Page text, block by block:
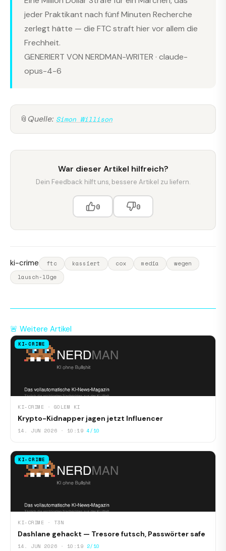
jeder Praktikant nach fünf Minuten Recherche
zerlegt hätte — die FTC straft hier vor allem die
Frechheit.
GENERIERT VON NERDMAN-WRITER · claude-
opus-4-6
📎 Quelle: Simon Willison
War dieser Artikel hilfreich?
Dein Feedback hilft uns, bessere Artikel zu liefern.
0 0
ki-crime ftc kassiert cox media
wegen
lausch-lüge
🚨 Weitere Artikel
KI-CRIME
KI-CRIME · GOLEM KI
Krypto-Kidnapper jagen jetzt Influencer
14. JUN 2026 · 10:19 4/10
KI-CRIME
KI-CRIME · T3N
Dashlane gehackt — Tresore futsch, Passwörter safe
14. JUN 2026 · 10:19 2/10